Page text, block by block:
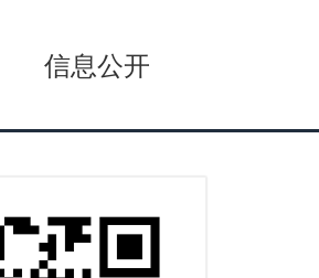
信息公开